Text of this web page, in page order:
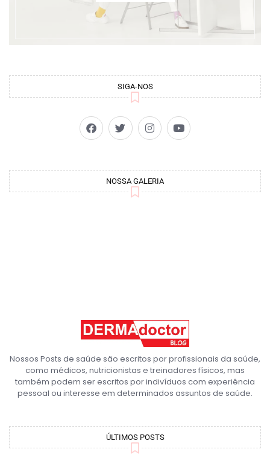
SIGA-NOS
NOSSA GALERIA
Nossos Posts de saúde são escritos por profissionais da saúde,
como médicos, nutricionistas e treinadores físicos, mas
também podem ser escritos por indivíduos com experiência
pessoal ou interesse em determinados assuntos de saúde.
ÚLTIMOS POSTS